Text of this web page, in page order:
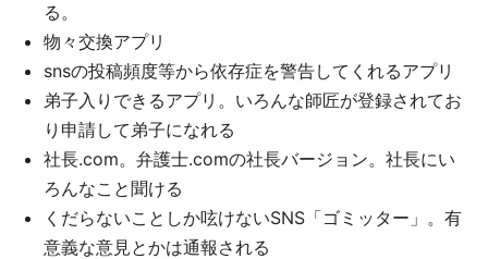
る。
物々交換アプリ
snsの投稿頻度等から依存症を警告してくれるアプリ
弟子入りできるアプリ。いろんな師匠が登録されてお
り申請して弟子になれる
社長.com。弁護士.comの社長バージョン。社長にい
ろんなこと聞ける
くだらないことしか呟けないSNS「ゴミッター」。有
意義な意見とかは通報される